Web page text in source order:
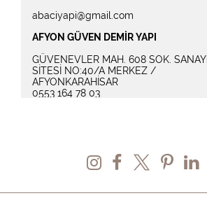
abaciyapi@gmail.com
AFYON GÜVEN DEMİR YAPI
GÜVENEVLER MAH. 608 SOK. SANAYİ
SİTESİ NO:40/A MERKEZ /
AFYONKARAHİSAR
0553 164 78 03
MEHMEHÇİK MAH. TERMESSOS BLV.
OKUTAN SİTESİ D BLOK NO:10 DA
0542 479 57 38